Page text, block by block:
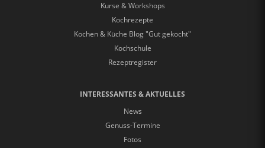
Kurse & Workshops
Kochrezepte
Kochen & Küche Blog "Gut gekocht"
Kochschule
Rezeptregister
INTERESSANTES & AKTUELLES
News
Genuss-Termine
Fotos